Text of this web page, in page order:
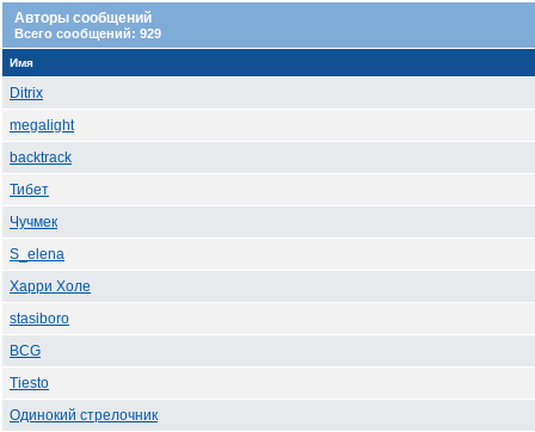
Авторы сообщений
Всего сообщений: 929
Имя
Ditrix
megalight
backtrack
Тибет
Чучмек
S_elena
Харри Холе
stasiboro
BCG
Tiesto
Одинокий стрелочник